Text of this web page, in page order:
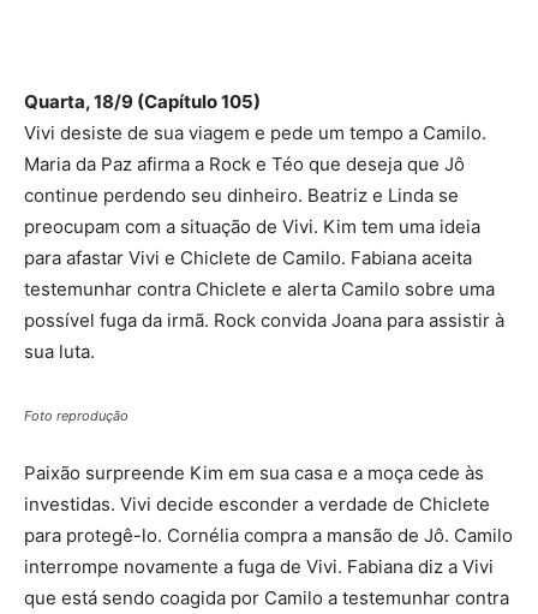
Quarta, 18/9 (Capítulo 105)
Vivi desiste de sua viagem e pede um tempo a Camilo.
Maria da Paz afirma a Rock e Téo que deseja que Jô
continue perdendo seu dinheiro. Beatriz e Linda se
preocupam com a situação de Vivi. Kim tem uma ideia
para afastar Vivi e Chiclete de Camilo. Fabiana aceita
testemunhar contra Chiclete e alerta Camilo sobre uma
possível fuga da irmã. Rock convida Joana para assistir à
sua luta.
Foto reprodução
Paixão surpreende Kim em sua casa e a moça cede às
investidas. Vivi decide esconder a verdade de Chiclete
para protegê-lo. Cornélia compra a mansão de Jô. Camilo
interrompe novamente a fuga de Vivi. Fabiana diz a Vivi
que está sendo coagida por Camilo a testemunhar contra